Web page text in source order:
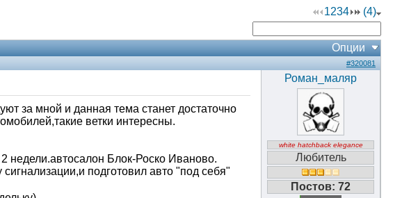
1234 (4)
Опции
#320081
за мной и данная тема станет достаточно
ветки интересны.
недели.автосалон Блок-Роско Иваново.
подготовил авто "под себя"
Роман_маляр
white hatchback elegance
Любитель
Постов: 72